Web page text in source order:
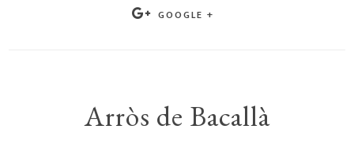
GOOGLE +
Arròs de Bacallà